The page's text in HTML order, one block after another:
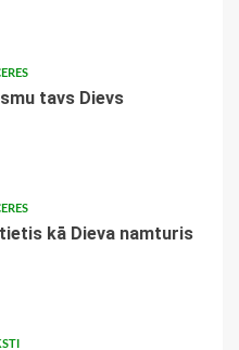
tavs Dievs
kā Dieva namturis